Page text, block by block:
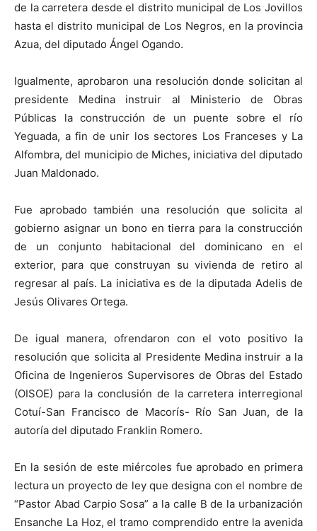
de la carretera desde el distrito municipal de Los Jovillos
hasta el distrito municipal de Los Negros, en la provincia
Azua, del diputado Ángel Ogando.
Igualmente, aprobaron una resolución donde solicitan al
presidente Medina instruir al Ministerio de Obras
Públicas la construcción de un puente sobre el río
Yeguada, a fin de unir los sectores Los Franceses y La
Alfombra, del municipio de Miches, iniciativa del diputado
Juan Maldonado.
Fue aprobado también una resolución que solicita al
gobierno asignar un bono en tierra para la construcción
de un conjunto habitacional del dominicano en el
exterior, para que construyan su vivienda de retiro al
regresar al país. La iniciativa es de la diputada Adelis de
Jesús Olivares Ortega.
De igual manera, ofrendaron con el voto positivo la
resolución que solicita al Presidente Medina instruir a la
Oficina de Ingenieros Supervisores de Obras del Estado
(OISOE) para la conclusión de la carretera interregional
Cotuí-San Francisco de Macorís- Río San Juan, de la
autoría del diputado Franklin Romero.
En la sesión de este miércoles fue aprobado en primera
lectura un proyecto de ley que designa con el nombre de
“Pastor Abad Carpio Sosa” a la calle B de la urbanización
Ensanche La Hoz, el tramo comprendido entre la avenida